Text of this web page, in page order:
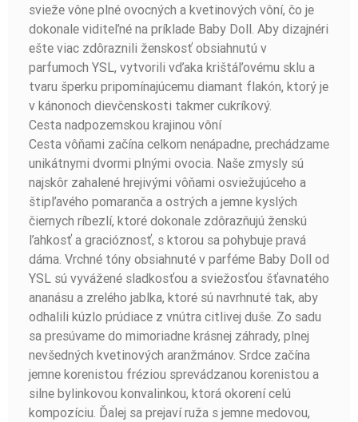
svieže vône plné ovocných a kvetinových vôní, čo je
dokonale viditeľné na príklade Baby Doll. Aby dizajnéri
ešte viac zdôraznili ženskosť obsiahnutú v
parfumoch YSL, vytvorili vďaka krištáľovému sklu a
tvaru šperku pripomínajúcemu diamant flakón, ktorý je
v kánonoch dievčenskosti takmer cukríkový.
Cesta nadpozemskou krajinou vôní
Cesta vôňami začína celkom nenápadne, prechádzame
unikátnymi dvormi plnými ovocia. Naše zmysly sú
najskôr zahalené hrejivými vôňami osviežujúceho a
štipľavého pomaranča a ostrých a jemne kyslých
čiernych ríbezlí, ktoré dokonale zdôrazňujú ženskú
ľahkosť a gracióznosť, s ktorou sa pohybuje pravá
dáma. Vrchné tóny obsiahnuté v parféme Baby Doll od
YSL sú vyvážené sladkosťou a sviežosťou šťavnatého
ananásu a zrelého jablka, ktoré sú navrhnuté tak, aby
odhalili kúzlo prúdiace z vnútra citlivej duše. Zo sadu
sa presúvame do mimoriadne krásnej záhrady, plnej
nevšedných kvetinových aranžmánov. Srdce začína
jemne korenistou fréziou sprevádzanou korenistou a
silne bylinkovou konvalinkou, ktorá okorení celú
kompozíciu. Ďalej sa prejaví ruža s jemne medovou,